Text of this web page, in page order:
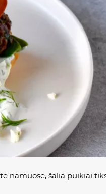
namuose, šalia puikiai